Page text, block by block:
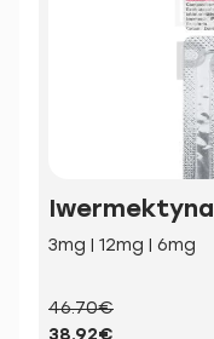
Iwermektyna
3mg | 12mg | 6mg
46.70€
38.92€